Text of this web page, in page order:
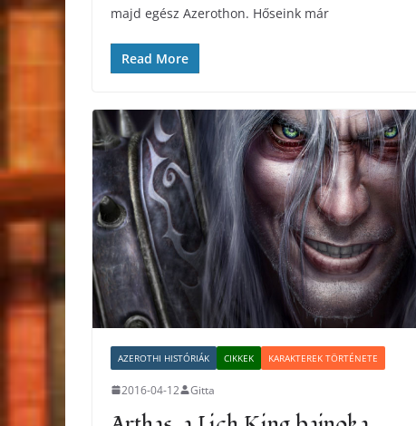
majd egész Azerothon. Hőseink már
Read More
AZEROTHI HISTÓRIÁK CIKKEK KARAKTEREK TÖRTÉNETE
2016-04-12 Gitta